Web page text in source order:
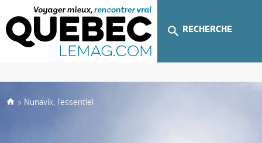
RECHERCHE
» Nunavik, l'essentiel